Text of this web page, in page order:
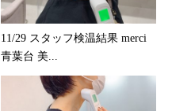
11/29 スタッフ検温結果 merci
青葉台 美...